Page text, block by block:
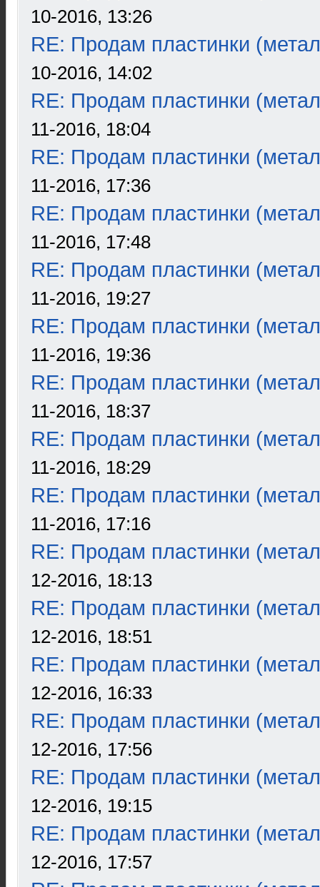
10-2016, 13:26
RE: Продам пластинки
10-2016, 14:02
RE: Продам пластинки
11-2016, 18:04
RE: Продам пластинки
11-2016, 17:36
RE: Продам пластинки
11-2016, 17:48
RE: Продам пластинки
11-2016, 19:27
RE: Продам пластинки
11-2016, 19:36
RE: Продам пластинки
11-2016, 18:37
RE: Продам пластинки
11-2016, 18:29
RE: Продам пластинки
11-2016, 17:16
RE: Продам пластинки
12-2016, 18:13
RE: Продам пластинки
12-2016, 18:51
RE: Продам пластинки
12-2016, 16:33
RE: Продам пластинки
12-2016, 17:56
RE: Продам пластинки
12-2016, 19:15
RE: Продам пластинки
12-2016, 17:57